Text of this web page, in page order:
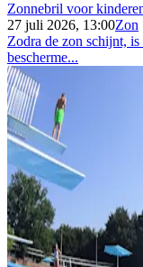
Zonnebril voor
27 juli 2026, 13:00Zon
Zodra de zon schijnt,
bescherme...